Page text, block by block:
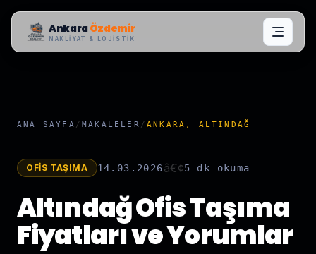
AnkaraÖzdemir
NAKLIYAT & LOJISTIK
ANA SAYFA /MAKALELER /ANKARA, ALTINDAĞ
OFIS TAŞIMA 14.03.2026â€¢5 dk okuma
Altındağ Ofis Taşıma
Fiyatları ve Yorumlar